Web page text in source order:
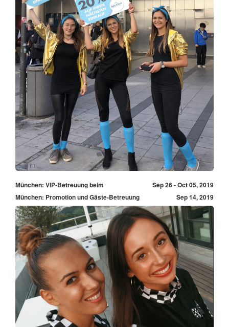
München: VIP-Betreuung beim
Sep 26 - Oct 05, 2019
München: Promotion und Gäste-Betreuung
Sep 14, 2019